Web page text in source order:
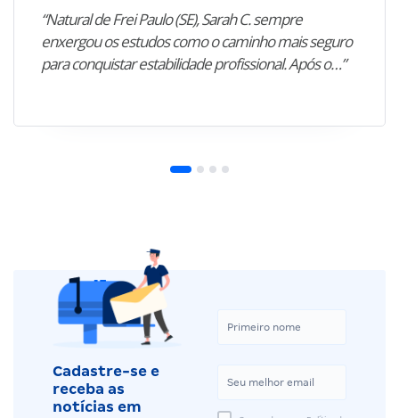
“Natural de Frei Paulo (SE), Sarah C. sempre
enxergou os estudos como o caminho mais seguro
para conquistar estabilidade profissional. Após o…”
Cadastre-se e
receba as
notícias em